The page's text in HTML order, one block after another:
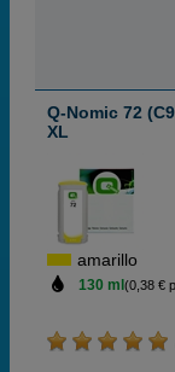
Q-Nomic 72
XL
amarillo
130 ml (0,38 €